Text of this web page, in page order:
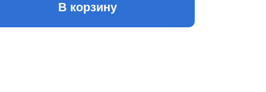
В корзину